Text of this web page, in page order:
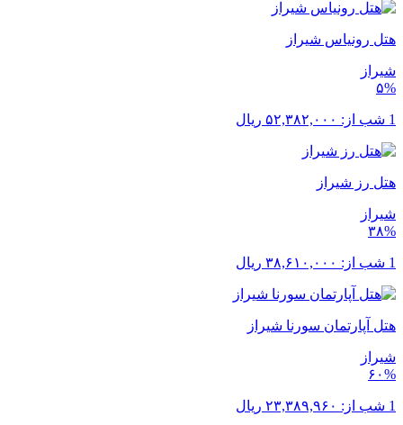
هتل رونیاس شیراز
شیراز
۵%
1 شب از: ۵۲,۳۸۲,۰۰۰ ریال
هتل رز شیراز
شیراز
۳۸%
1 شب از: ۳۸,۶۱۰,۰۰۰ ریال
هتل آپارتمان سورنا شیراز
شیراز
۶۰%
1 شب از: ۲۳,۳۸۹,۹۶۰ ریال